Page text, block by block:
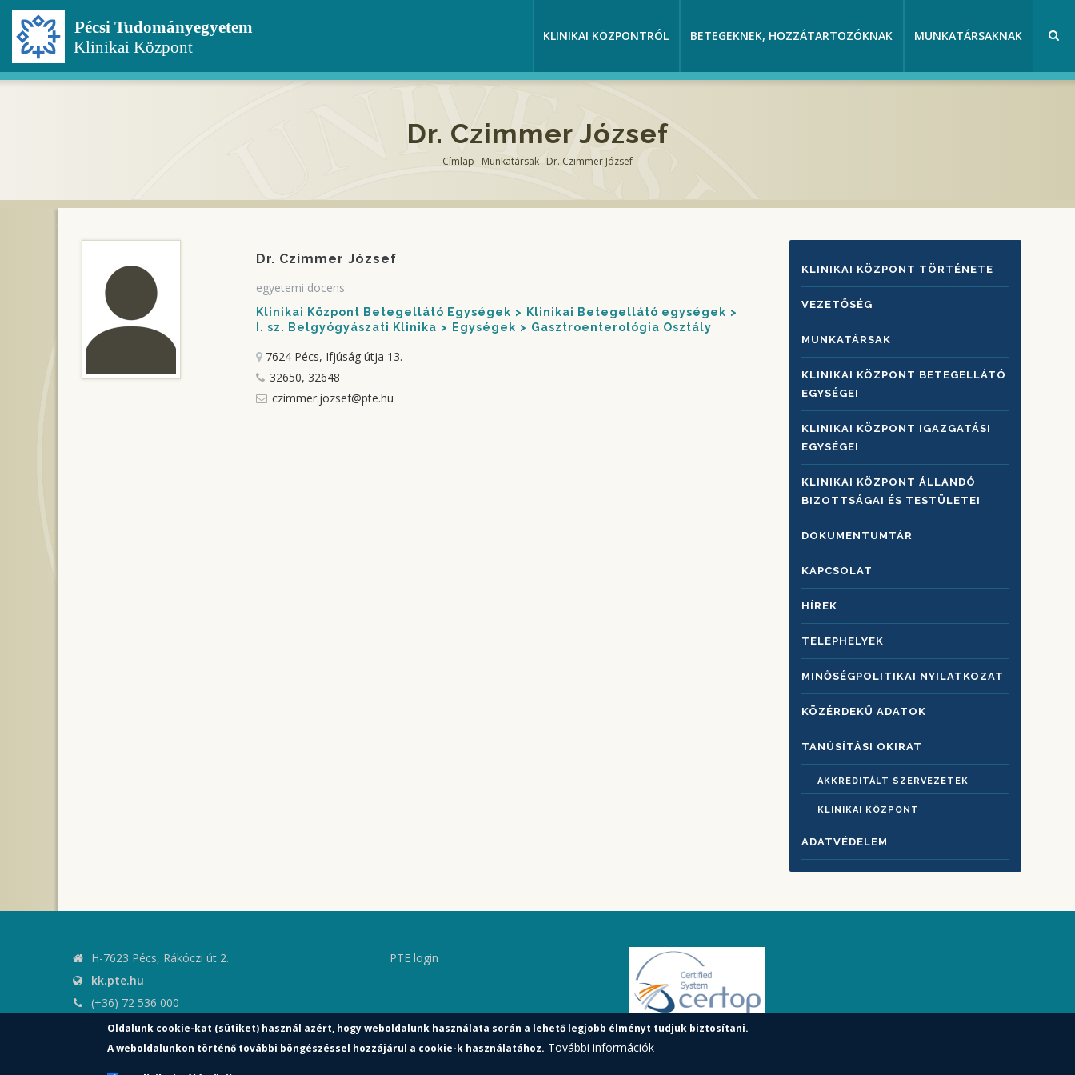
Ugrás
tartalomra
KLINIKAI KÖZPONTRÓL BETEGEKNEK, HOZZÁTARTOZÓKNAK MUNKATÁRSAKNAK
Dr. Czimmer József
Címlap -Munkatársak-Dr. Czimmer József
Dr. Czimmer József
egyetemi docens
Klinikai Központ Betegellátó Egységek
Klinikai Betegellátó egységek
I. sz. Belgyógyászati Klinika
Egységek Gasztroenterológia Osztály
7624 Pécs, Ifjúság útja 13.
32650, 32648
czimmer.jozsef@pte.hu
KLINIKAI
KÖZPONTRÓL
KLINIKAI KÖZPONT TÖRTÉNETE
VEZETŐSÉG
MUNKATÁRSAK
KLINIKAI KÖZPONT BETEGELLÁTÓ
EGYSÉGEI
KLINIKAI KÖZPONT IGAZGATÁSI
EGYSÉGEI
KLINIKAI KÖZPONT ÁLLANDÓ
BIZOTTSÁGAI ÉS TESTÜLETEI
DOKUMENTUMTÁR
KAPCSOLAT
HÍREK
TELEPHELYEK
MINŐSÉGPOLITIKAI NYILATKOZAT
KÖZÉRDEKŰ ADATOK
TANÚSÍTÁSI OKIRAT
AKKREDITÁLT SZERVEZETEK
KLINIKAI KÖZPONT
ADATVÉDELEM
H-7623 Pécs, Rákóczi út 2.
kk.pte.hu
(+36) 72 536 000
kk.elnoki.hivatal@pte.hu
pte.hu
PTE login
Oldalunk cookie-kat (sütiket) használ azért, hogy weboldalunk használata során a lehető legjobb élményt tudjuk biztosítani.
A weboldalunkon történő további böngészéssel hozzájárul a cookie-k használatához. További információk